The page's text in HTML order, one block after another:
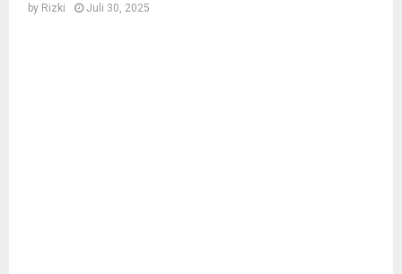
by Rizki Juli 30, 2025